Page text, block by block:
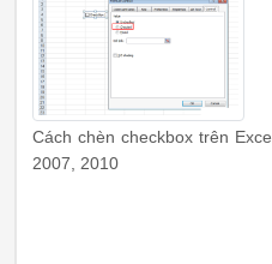
Cách chèn checkbox trên Excel
2007, 2010